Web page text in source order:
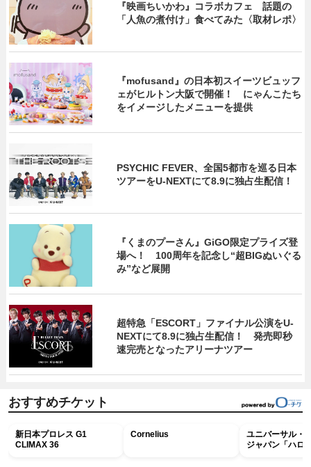
『映画ちいかわ』コラボカフェ 話題の
「人魚の煮付け」食べてみた〈取材レポ〉
『mofusand』の日本初スイーツビュッフ
ェがヒルトン大阪で開催！ にゃんこたち
をイメージしたメニューを提供
PSYCHIC FEVER、全国5都市を巡る日本
ツアーをU‐NEXTにて8.9に独占生配信！
『くまのプーさん』GiGO限定プライズ登
場へ！ 100周年を記念し“超BIGぬいぐる
み”など展開
超特急「ESCORT」ファイナル公演をU-
NEXTにて8.9に独占生配信！ 発売即秒
速完売となったアリーナツアー
おすすめチケット
新日本プロレス G1
CLIMAX 36
Cornelius
ユニバーサル・
ジャパン「ハロ